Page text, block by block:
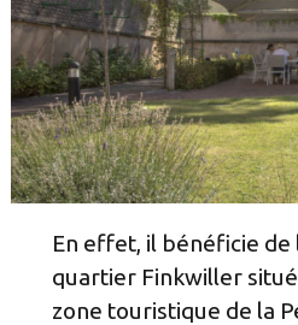
En effet, il bénéficie de
quartier Finkwiller
zone touristique de la